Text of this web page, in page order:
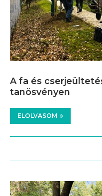
A fa és
tanösvényen
ELOLVASOM